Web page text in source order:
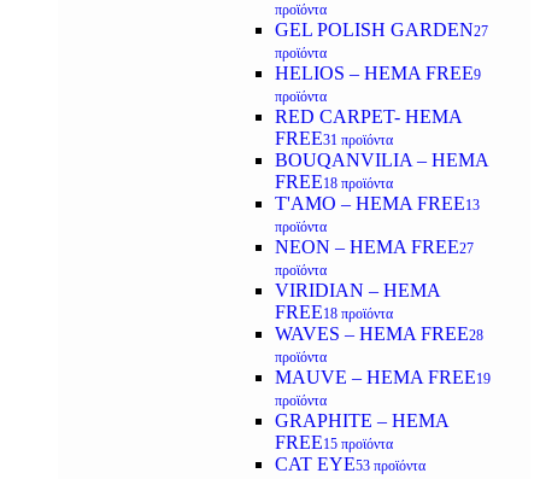
προϊόντα
GEL POLISH GARDEN27
προϊόντα
HELIOS – HEMA FREE9
προϊόντα
RED CARPET- HEMA
FREE31 προϊόντα
BOUQANVILIA – HEMA
FREE18 προϊόντα
T'AMO – HEMA FREE13
προϊόντα
NEON – HEMA FREE27
προϊόντα
VIRIDIAN – HEMA
FREE18 προϊόντα
WAVES – HEMA FREE28
προϊόντα
MAUVE – HEMA FREE19
προϊόντα
GRAPHITE – HEMA
FREE15 προϊόντα
CAT EYE53 προϊόντα